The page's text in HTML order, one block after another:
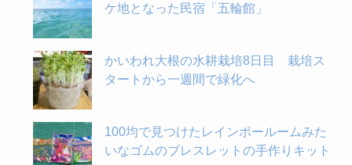
ケ地となった民宿「五輪館」
かいわれ大根の水耕栽培8日目 栽培ス
タートから一週間で緑化へ
100均で見つけたレインボールームみた
いなゴムのブレスレットの手作りキット